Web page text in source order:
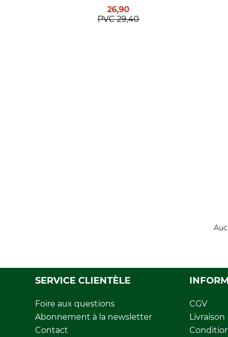
26,90
PVC 29,40
SERVICE CLIENTÈLE
Foire aux questions
Abonnement à la newsletter
Contact
CGV
Livraison